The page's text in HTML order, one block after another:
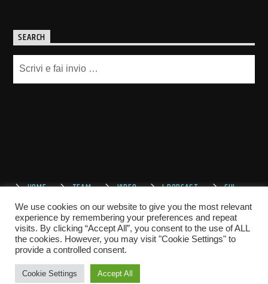
SEARCH
HOME TEAM VIDEO I PODCAST
CHI
We use cookies on our website to give you the most relevant
experience by remembering your preferences and repeat
visits. By clicking “Accept All”, you consent to the use of ALL
the cookies. However, you may visit "Cookie Settings" to
provide a controlled consent.
Cookie Settings Accept All